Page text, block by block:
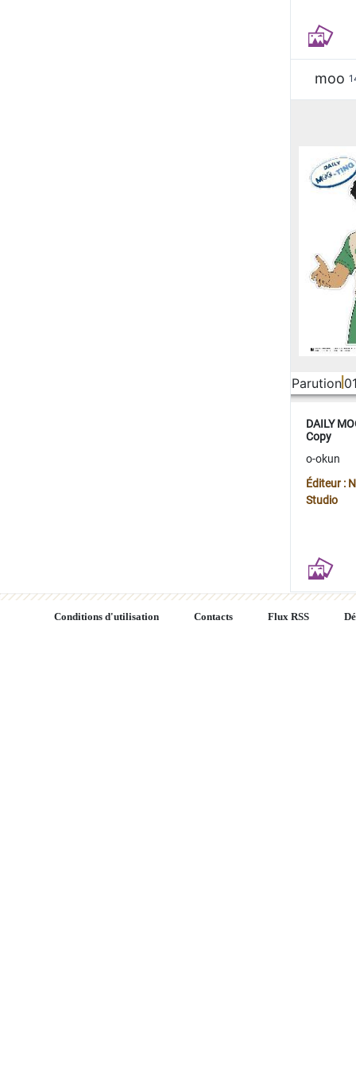
moo
Parution
DAILY
Copy
o-okun
Éditeur :
Studio
Conditions d'utilisation Contacts Flux RSS